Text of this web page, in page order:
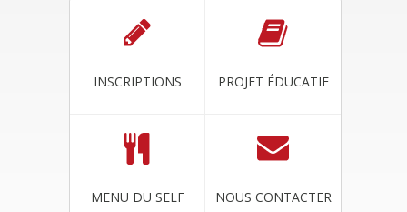
INSCRIPTIONS PROJET ÉDUCATIF
MENU DU SELF NOUS CONTACTER